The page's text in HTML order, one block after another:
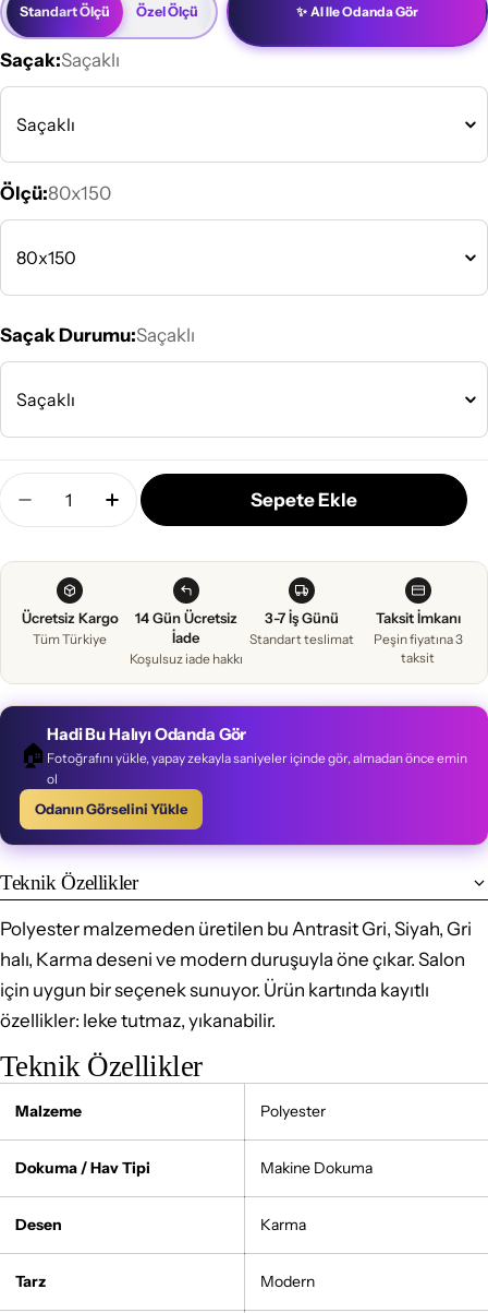
Standart Ölçü Özel Ölçü ✨ AI Ile Odanda Gör
Saçak:Saçaklı
Ölçü:80x150
Saçak Durumu:Saçaklı
Miktar
Siyah Gri Klasik Salon Halısı - Polyester Için
Siyah Gri Klasik Salon Halısı - Polyester
Sepete Ekle
Ücretsiz Kargo
Tüm Türkiye
14 Gün Ücretsiz
İade
Koşulsuz iade hakkı
3-7 İş Günü
Standart teslimat
Taksit İmkanı
Peşin fiyatına 3
taksit
🏠
Hadi Bu Halıyı Odanda Gör
Fotoğrafını yükle, yapay zekayla saniyeler içinde gör, almadan önce emin
ol
Odanın Görselini Yükle
Teknik Özellikler
Polyester malzemeden üretilen bu Antrasit Gri, Siyah, Gri
halı, Karma deseni ve modern duruşuyla öne çıkar. Salon
için uygun bir seçenek sunuyor. Ürün kartında kayıtlı
özellikler: leke tutmaz, yıkanabilir.
Teknik Özellikler
Malzeme Polyester
Dokuma / Hav Tipi Makine Dokuma
Desen Karma
Tarz Modern